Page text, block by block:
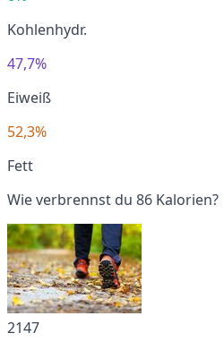
Kohlenhydr.
47,7%
Eiweiß
52,3%
Fett
Wie verbrennst du 86 Kalorien?
2147